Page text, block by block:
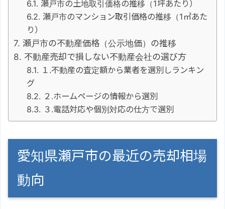
瀬戸市の土地取引価格の推移（1坪あたり）
瀬戸市のマンション取引価格の推移（1㎡あた
り）
瀬戸市の不動産価格（公示地価）の推移
不動産売却で損しない不動産会社の選び方
１.不動産の査定額から業者を選別しランキン
グ
２.ホームページの情報から選別
３.電話対応や個別対応の仕方で選別
愛知県瀬戸市の最近の売却相場
動向